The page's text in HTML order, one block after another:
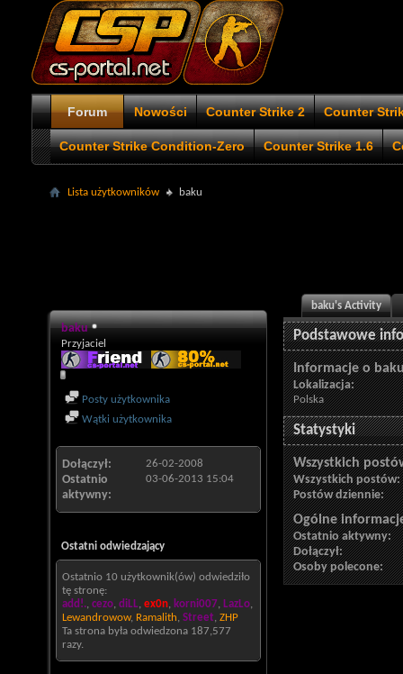
Forum Nowości Counter Strike 2 Counter
Counter Strike Condition-Zero Counter Strike 1.6
Lista użytkowników baku
baku
Przyjaciel
Posty użytkownika
Wątki użytkownika
Dołączył 26-02-2008
Ostatnio
aktywny
03-06-2013 15:04
Ostatni odwiedzający
Ostatnio 10 użytkownik(ów) odwiedziło
tę stronę:
add!., cezo, diLL, ex0n, korni007, LazLo,
Lewandrowow, Ramalith, Street, ZHP
Ta strona była odwiedzona 187,577
razy.
baku's Activity
Podstawowe
Informacje o
Lokalizacja:
Polska
Statystyki
Wszystkich
Wszystkich postów
Postów dziennie
Ogólne
Ostatnio aktywny
Dołączył
Osoby polecone